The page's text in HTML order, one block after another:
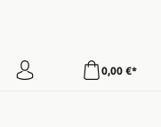
0,00 €*